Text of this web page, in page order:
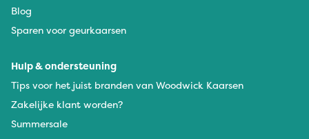
Blog
Sparen voor geurkaarsen
Hulp & ondersteuning
Tips voor het juist branden van Woodwick Kaarsen
Zakelijke klant worden?
Summersale